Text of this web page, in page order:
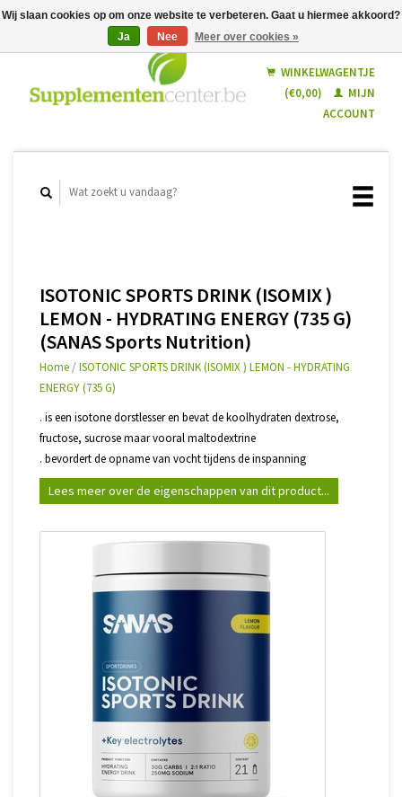
Nederlands
WINKELWAGENTJE
(€0,00)
MIJN
ACCOUNT
ISOTONIC SPORTS DRINK (ISOMIX )
LEMON - HYDRATING ENERGY (735 G)
(SANAS Sports Nutrition)
Home /ISOTONIC SPORTS DRINK (ISOMIX ) LEMON - HYDRATING
ENERGY (735 G)
. is een isotone dorstlesser en bevat de koolhydraten dextrose,
fructose, sucrose maar vooral maltodextrine
. bevordert de opname van vocht tijdens de inspanning
Lees meer over de eigenschappen van dit product...
Wij slaan cookies op om onze website te verbeteren. Gaat u hiermee akkoord?
Ja
Nee Meer over cookies »